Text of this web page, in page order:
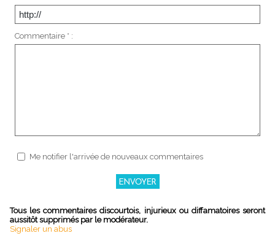
Commentaire * :
Me notifier l'arrivée de nouveaux commentaires
Tous les commentaires discourtois, injurieux ou diffamatoires seront
aussitôt supprimés par le modérateur.
Signaler un abus